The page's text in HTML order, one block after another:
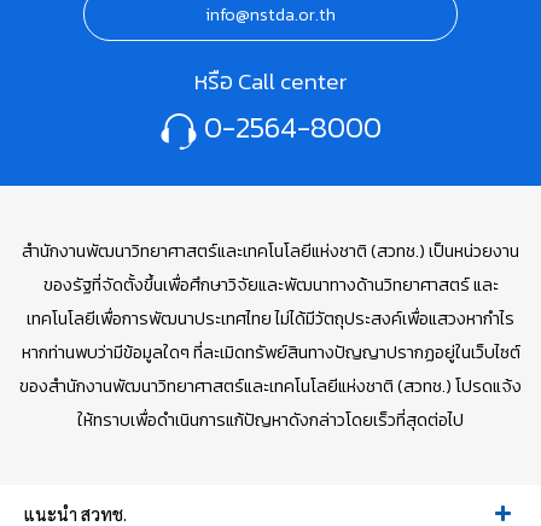
info@nstda.or.th
หรือ Call center
0-2564-8000
สำนักงานพัฒนาวิทยาศาสตร์และเทคโนโลยีแห่งชาติ (สวทช.) เป็นหน่วยงาน
ของรัฐที่จัดตั้งขึ้นเพื่อศึกษาวิจัยและพัฒนาทางด้านวิทยาศาสตร์ และ
เทคโนโลยีเพื่อการพัฒนาประเทศไทย ไม่ได้มีวัตถุประสงค์เพื่อแสวงหากำไร
หากท่านพบว่ามีข้อมูลใดๆ ที่ละเมิดทรัพย์สินทางปัญญาปรากฏอยู่ในเว็บไซต์
ของสำนักงานพัฒนาวิทยาศาสตร์และเทคโนโลยีแห่งชาติ (สวทช.) โปรดแจ้ง
ให้ทราบเพื่อดำเนินการแก้ปัญหาดังกล่าวโดยเร็วที่สุดต่อไป
แนะนำ สวทช.